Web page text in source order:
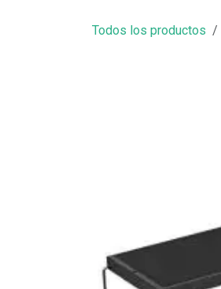
Todos los productos